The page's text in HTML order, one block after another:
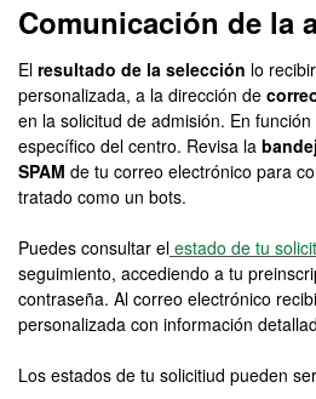
Comunicación de la
El resultado de la selección lo
personalizada, a la dirección de
en la solicitud de admisión. En
específico del centro. Revisa la
SPAM de tu correo electrónico para
tratado como un bots.
Puedes consultar el estado de tu
seguimiento, accediendo a tu
contraseña. Al correo electrónico
personalizada con información
Los estados de tu solicitiud pueden